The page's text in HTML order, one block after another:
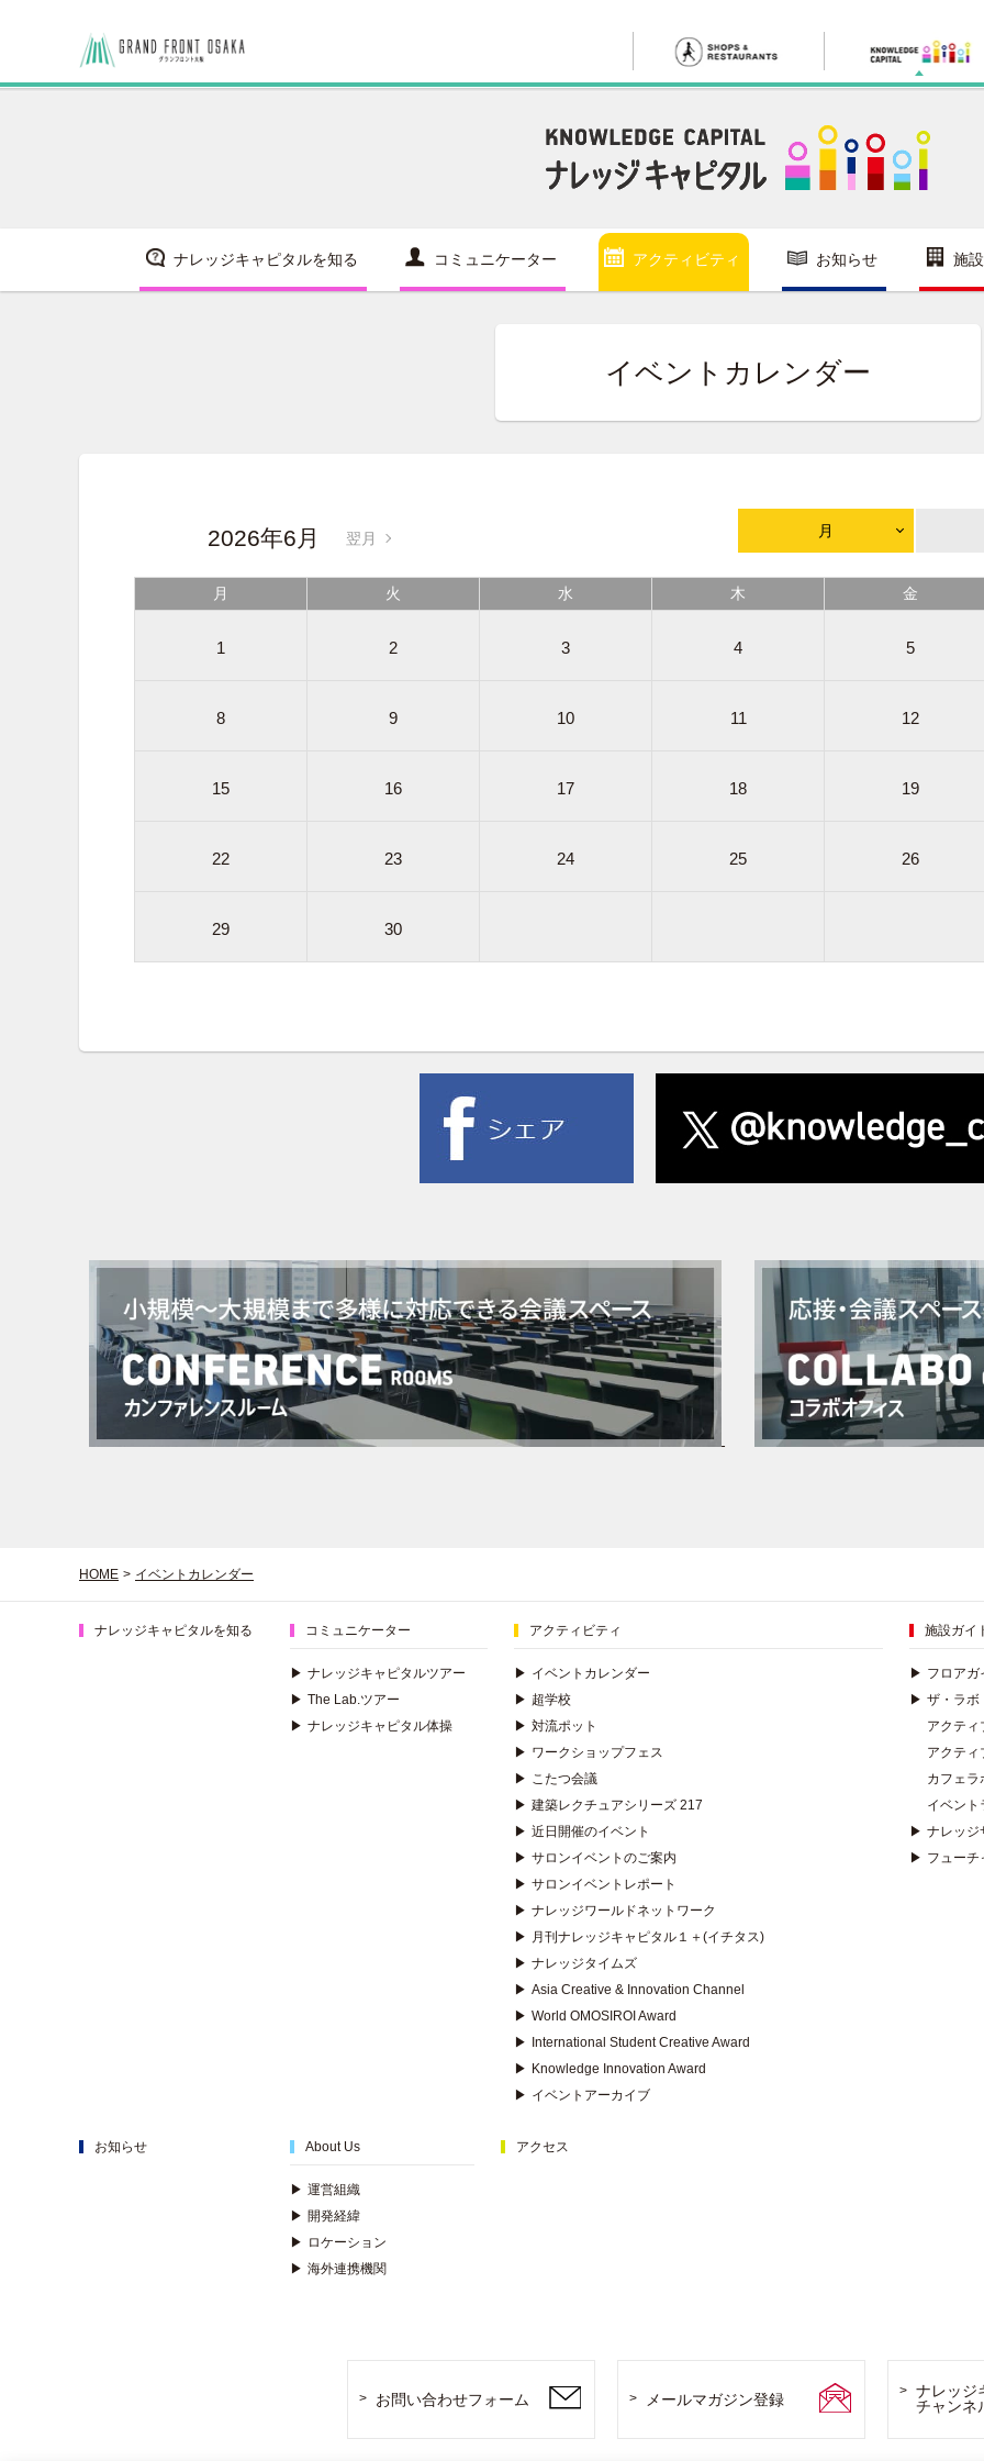
ナレッジキャピタルを知る コミュニケーター アクティビティ お知らせ 施
イベントカレンダー
2026年6月 翌月 月
月 火 水 木 金
1 2 3 4 5
8 9 10 11 12
15 16 17 18 19
22 23 24 25 26
29 30
HOME > イベントカレンダー
ナレッジキャピタルを知る コミュニケーター
▶ ナレッジキャピタルツアー
▶ The Lab.ツアー
▶ ナレッジキャピタル体操
アクティビティ
▶ イベントカレンダー
▶ 超学校
▶ 対流ポット
▶ ワークショップフェス
▶ こたつ会議
▶ 建築レクチュアシリーズ 217
▶ 近日開催のイベント
▶ サロンイベントのご案内
▶ サロンイベントレポート
▶ ナレッジワールドネットワーク
▶ 月刊ナレッジキャピタル１＋(イチタス)
▶ ナレッジタイムズ
▶ Asia Creative & Innovation Channel
▶ World OMOSIROI Award
▶
International Student Creative Award
▶ Knowledge Innovation Award
▶ イベントアーカイブ
施設ガイ
▶ フロアガ
▶ ザ・ラボ
アクティ
アクティ
カフェラ
イベント
▶ ナレッジ
▶ フューチ
お知らせ About Us
▶ 運営組織
▶ 開発経緯
▶ ロケーション
▶ 海外連携機関
アクセス
お問い合わせフォーム メールマガジン登録
ナレッジ
チャンネ